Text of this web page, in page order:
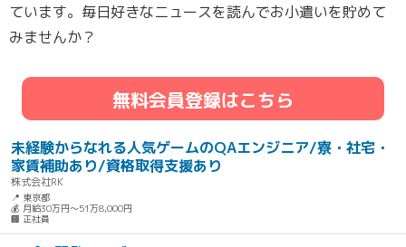
ています。毎日好きなニュースを読んでお小遣いを貯めて
みませんか？
無料会員登録はこちら
未経験からなれる人気ゲームのQAエンジニア/寮・社宅・
家賃補助あり/資格取得支援あり
株式会社RK
📍 東京都
💰 月給30万円～51万8,000円
🏢 正社員